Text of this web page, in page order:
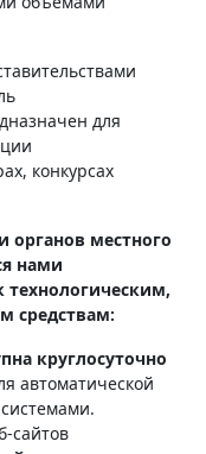
для
конкурсах
органов местного
нами
технологическим,
средствам:
круглосуточно
автоматической
сайтов